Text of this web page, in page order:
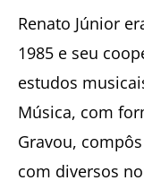
Renato Júnior
1985 e seu
estudos
Música, com
Gravou,
com diversos